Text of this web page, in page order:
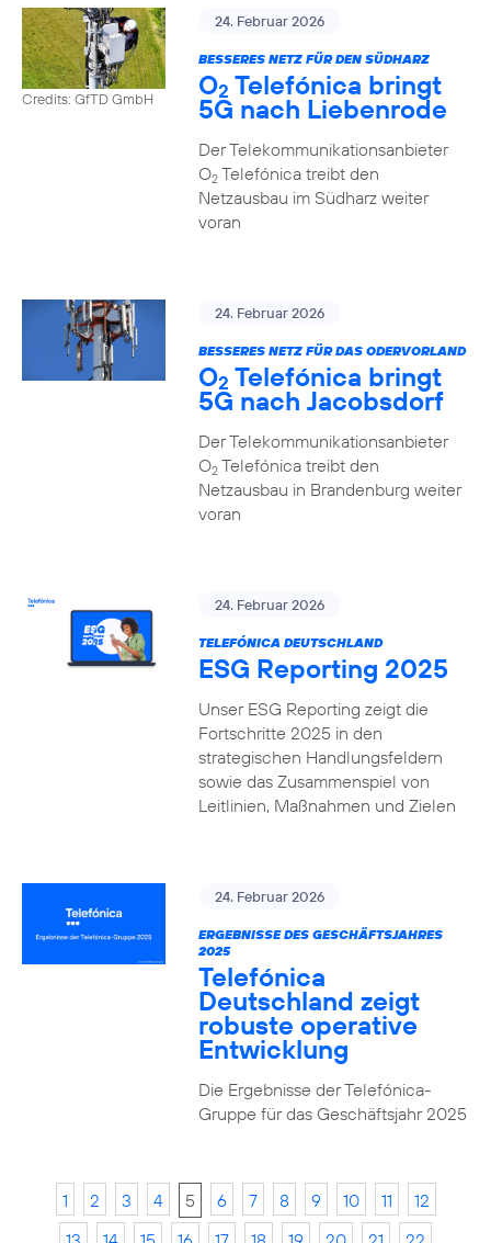
Credits: GfTD GmbH
24. Februar 2026
BESSERES NETZ FÜR DEN SÜDHARZ
O2 Telefónica bringt
5G nach Liebenrode
Der Telekommunikationsanbieter
O2Telefónica treibt den
Netzausbau im Südharz weiter
voran
24. Februar 2026
BESSERES NETZ FÜR DAS ODERVORLAND
O2 Telefónica bringt
5G nach Jacobsdorf
Der Telekommunikationsanbieter
O2Telefónica treibt den
Netzausbau in Brandenburg weiter
voran
24. Februar 2026
TELEFÓNICA DEUTSCHLAND
ESG Reporting 2025
Unser ESG Reporting zeigt die
Fortschritte 2025 in den
strategischen Handlungsfeldern
sowie das Zusammenspiel von
Leitlinien, Maßnahmen und Zielen
24. Februar 2026
ERGEBNISSE DES GESCHÄFTSJAHRES
2025
Telefónica
Deutschland zeigt
robuste operative
Entwicklung
Die Ergebnisse der Telefónica-
Gruppe für das Geschäftsjahr 2025
1 2 3 4 5 6 7 8 9 10 11
12